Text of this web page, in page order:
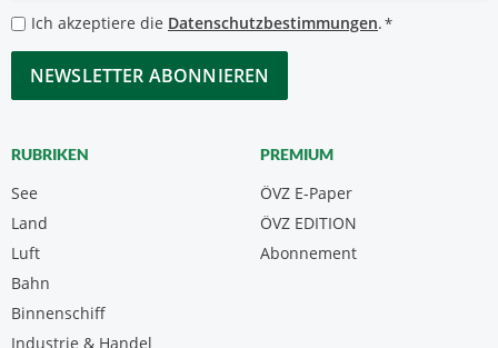
*
Datenschutzbestimmungen
*
Ich akzeptiere die Datenschutzbestimmungen.*
CAPTCHA
RUBRIKEN
See
Land
Luft
Bahn
Binnenschiff
Industrie & Handel
PREMIUM
ÖVZ E-Paper
Abonnement
ÖVZ EDITION